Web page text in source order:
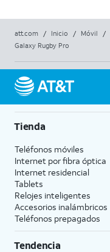
att.com / Inicio / Móvil /
Galaxy Rugby Pro
Tienda
Teléfonos móviles
Internet por fibra óptica
Internet residencial
Tablets
Relojes inteligentes
Accesorios inalámbricos
Teléfonos prepagados
Tendencia